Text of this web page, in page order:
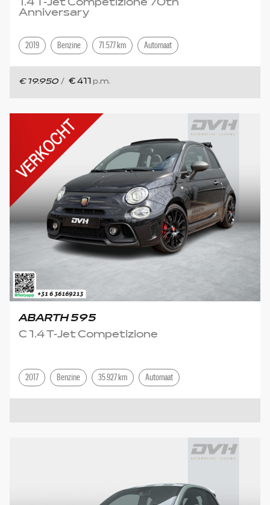
1.4 T-Jet Competizione 70th
Anniversary
2019 Benzine 71.577 km Automaat
€ 19.950 / € 411 p.m.
ABARTH 595
C 1.4 T-Jet Competizione
2017 Benzine 35.927 km Automaat